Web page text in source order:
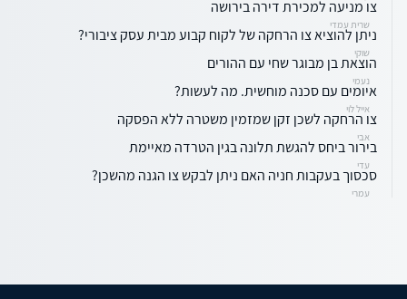
צו מניעה למכירת דירה בירושה
שרית עמדי
ניתן להוציא צו הרחקה של לקוח קבוע מבית עסק ציבורי?
שוקי
הוצאת בן מבוגר שחי עם ההורים
נעמי
איומים עם סכנה מוחשית. מה לעשות?
אייל לוי
צו הרחקה לשכן זקן שמזמין משטרה ללא הפסקה
אבי
בירור ביחס להגשת תלונה בגין הטרדה מאיימת
עדי
סכסוך בעקבות חניה האם ניתן לבקש צו הגנה מהשכן?
עמרי